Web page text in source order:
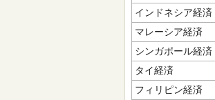
インドネシア経済
マレーシア経済
シンガポール経済
タイ経済
フィリピン経済